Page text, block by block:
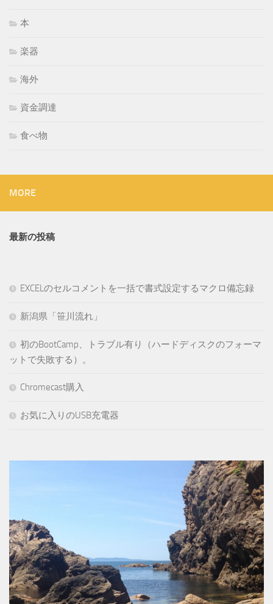
本
楽器
海外
資金調達
食べ物
MORE
最新の投稿
EXCELのセルコメントを一括で書式設定するマクロ備忘録
新潟県「笹川流れ」
初のBootCamp、トラブル有り（ハードディスクのフォーマ
ットで失敗する）。
Chromecast購入
お気に入りのUSB充電器